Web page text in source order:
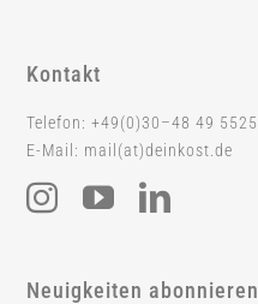
Kontakt
Telefon: +49(0)30–48 49 5525
E-Mail: mail(at)deinkost.de
Neuigkeiten abonnieren